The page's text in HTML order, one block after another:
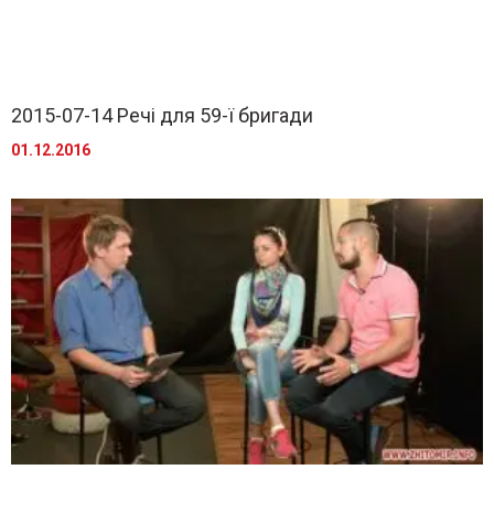
2015-07-14 Речі для 59-ї бригади
01.12.2016